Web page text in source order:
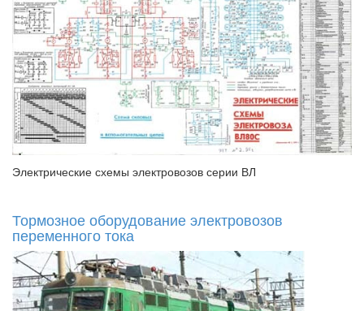
Электрические схемы электровозов серии ВЛ
Тормозное оборудование электровозов
переменного тока